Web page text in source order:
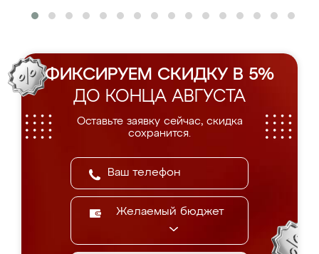
ФИКСИРУЕМ СКИДКУ В 5%
ДО КОНЦА АВГУСТА
Оставьте заявку сейчас, скидка
сохранится.
Желаемый бюджет